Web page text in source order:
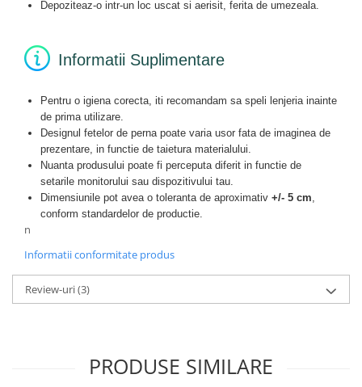
Depoziteaz-o intr-un loc uscat si aerisit, ferita de umezeala.
Informatii Suplimentare
Pentru o igiena corecta, iti recomandam sa speli lenjeria inainte
de prima utilizare.
Designul fetelor de perna poate varia usor fata de imaginea de
prezentare, in functie de taietura materialului.
Nuanta produsului poate fi perceputa diferit in functie de
setarile monitorului sau dispozitivului tau.
Dimensiunile pot avea o toleranta de aproximativ +/- 5 cm,
conform standardelor de productie.
n
Informatii conformitate produs
Review-uri(3)
PRODUSE SIMILARE